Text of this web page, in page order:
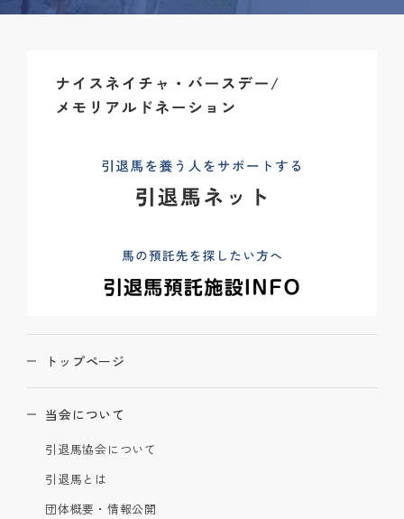
トップページ
当会について
引退馬協会について
引退馬とは
団体概要・情報公開